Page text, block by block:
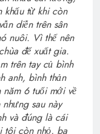
khấu từ khi còn
diễn trên sân
nuôi. Vì thế nên
để xuất gia.
trên tay củ bình
anh, bình thản
6 tuổi mới về
sau này
và đúng là cái
tôi còn nhỏ, ba